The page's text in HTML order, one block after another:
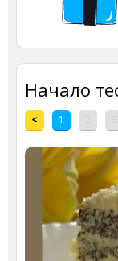
Начало
< 1